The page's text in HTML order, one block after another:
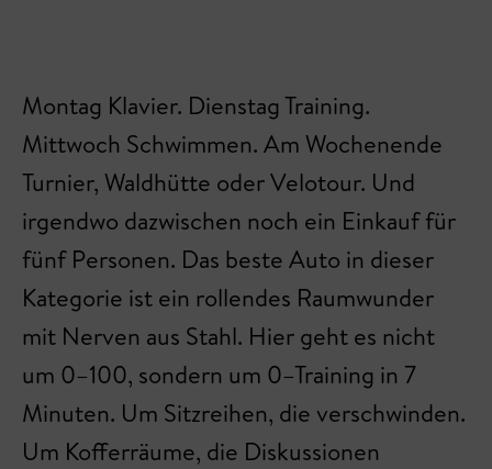
Montag Klavier. Dienstag Training.
Mittwoch Schwimmen. Am Wochenende
Turnier, Waldhütte oder Velotour. Und
irgendwo dazwischen noch ein Einkauf für
fünf Personen. Das beste Auto in dieser
Kategorie ist ein rollendes Raumwunder
mit Nerven aus Stahl. Hier geht es nicht
um 0–100, sondern um 0–Training in 7
Minuten. Um Sitzreihen, die verschwinden.
Um Kofferräume, die Diskussionen